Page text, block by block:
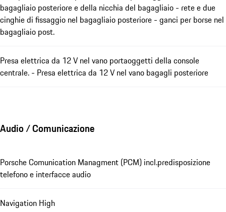
bagagliaio posteriore e della nicchia del bagagliaio - rete e due
cinghie di fissaggio nel bagagliaio posteriore - ganci per borse nel
bagagliaio post.
Presa elettrica da 12 V nel vano portaoggetti della console
centrale. - Presa elettrica da 12 V nel vano bagagli posteriore
Audio / Comunicazione
Porsche Comunication Managment (PCM) incl.predisposizione
telefono e interfacce audio
Navigation High